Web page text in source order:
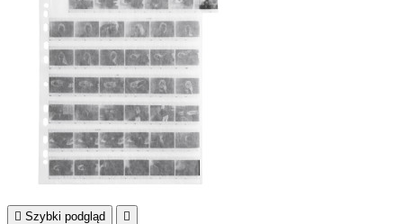
 Szybki podgląd 